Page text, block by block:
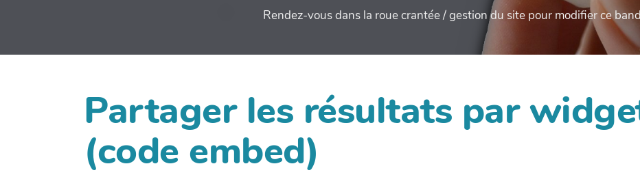
Rendez-vous dans la roue crantée / gestion du site pour modifier ce
Partager les résultats par
(code embed)